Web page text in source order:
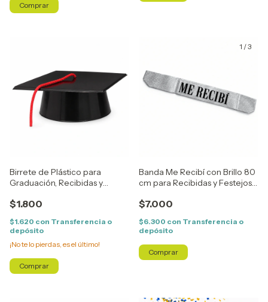
Comprar
Birrete de Plástico para
Graduación, Recibidas y
$1.800
$1.620 con Transferencia o
depósito
¡No te lo pierdas, es el último!
1 /3
Banda Me Recibí con Brillo 80
cm para Recibidas y Festejos
$7.000
$6.300 con Transferencia o
depósito
Comprar